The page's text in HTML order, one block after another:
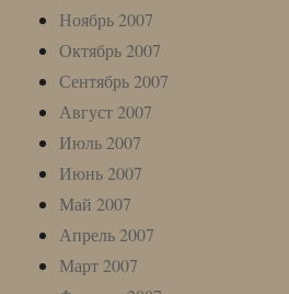
Ноябрь 2007
Октябрь 2007
Сентябрь 2007
Август 2007
Июль 2007
Июнь 2007
Май 2007
Апрель 2007
Март 2007